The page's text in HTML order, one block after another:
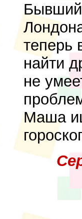
Бывший
теперь
найти
не
Маша